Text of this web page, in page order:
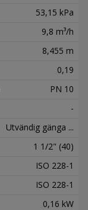
53,15 kPa
9,8 m³/h
8,455 m
0,19
PN 10
-
Utvändig gänga ...
1 1/2" (40)
ISO 228-1
ISO 228-1
0,16 kW